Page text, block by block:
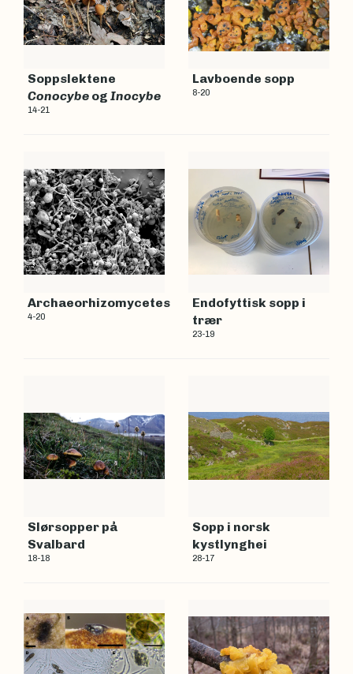
Soppslektene
Conocybe og Inocybe
14-21
Lavboende sopp
8-20
Archaeorhizomycetes
4-20
Endofyttisk sopp i
trær
23-19
Slørsopper på
Svalbard
18-18
Sopp i norsk
kystlynghei
28-17